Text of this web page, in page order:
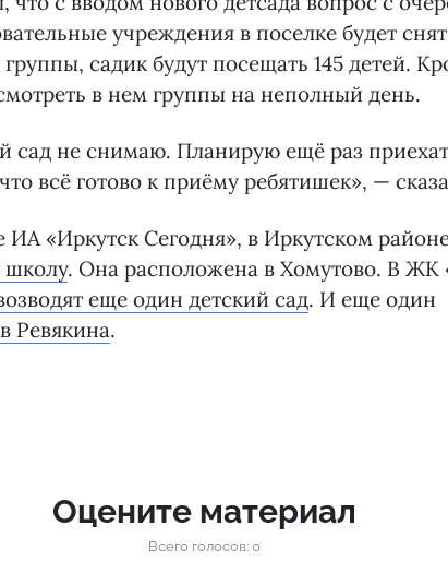
учреждения в поселке будет
садик будут посещать 145 детей.
в нем группы на неполный день.
сад не снимаю. Планирую ещё раз
всё готово к приёму ребятишек», —
ИА «Иркутск Сегодня», в Иркутском
школу. Она расположена в Хомутово. В ЖК
еще один детский сад. И еще один
Ревякина.
Оцените материал
Всего голосов: 0